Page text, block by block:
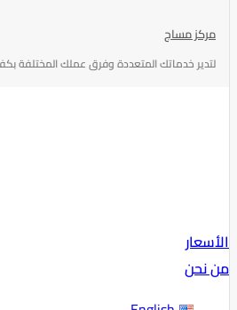
مركز مساج
لتدير خدماتك المتعددة وفرق عملك المختلفة
الأسعار
من نحن